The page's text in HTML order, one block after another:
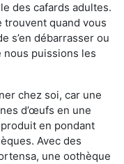
des cafards adultes.
trouvent quand vous
s’en débarrasser ou
puissions les
chez soi, car une
d’œufs en une
en pondant
Avec des
une oothèque